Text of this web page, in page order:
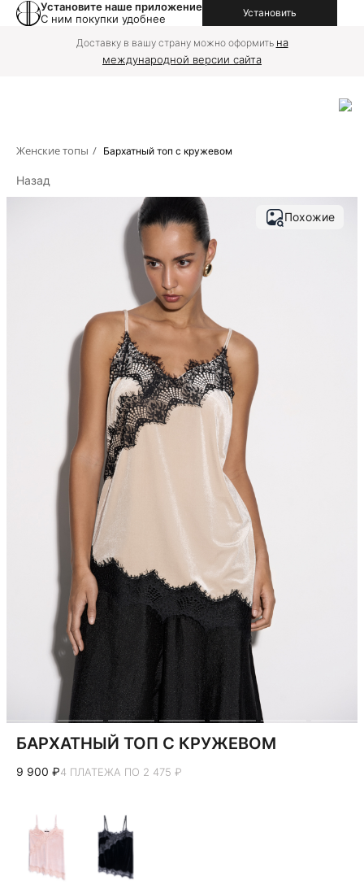
Установите наше приложение
С ним покупки удобнее
Установить
Доставку в вашу страну можно оформить на
международной версии сайта
Женские топы / Бархатный топ с кружевом
Назад
Похожие
БАРХАТНЫЙ ТОП С КРУЖЕВОМ
9 900 ₽4 ПЛАТЕЖА ПО 2 475 ₽